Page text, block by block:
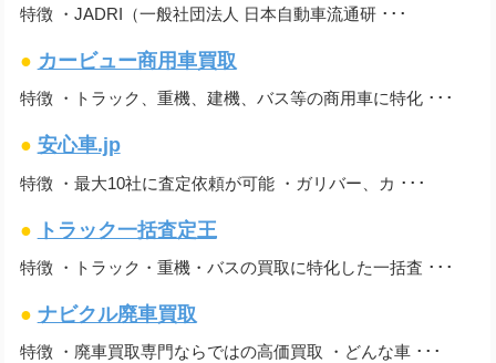
特徴 ・JADRI（一般社団法人 日本自動車流通研 ･･･
● カービュー商用車買取
特徴 ・トラック、重機、建機、バス等の商用車に特化 ･･･
● 安心車.jp
特徴 ・最大10社に査定依頼が可能 ・ガリバー、カ ･･･
● トラック一括査定王
特徴 ・トラック・重機・バスの買取に特化した一括査 ･･･
● ナビクル廃車買取
特徴 ・廃車買取専門ならではの高価買取 ・どんな車 ･･･